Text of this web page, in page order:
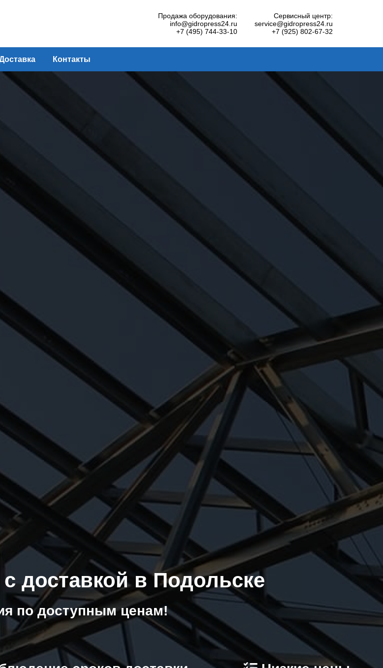
Продажа оборудования:
info@gidropress24.ru
+7 (495) 744-33-10
Сервисный центр:
service@gidropress24.ru
+7 (925) 802-67-32
Контакты
доставкой в Подольске
по доступным ценам!